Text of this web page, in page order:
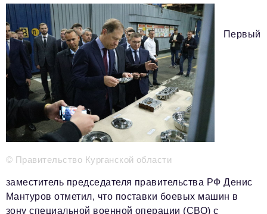
Топ-100 влиятельных людей Свердловской области
Авторские материалы
Видео
ТОП-100 влиятельных людей — 2025
Телефон редакции: +7 495 727-01-67
Электронные почты редакции:
Информационный отдел
reklama@business-magazine.online
Отдел распространения/редакционная подписка
© Правительство Курганской области
Первый
заместитель председателя правительства РФ Денис
Мантуров отметил, что поставки боевых машин в
зону специальной военной операции (СВО) с